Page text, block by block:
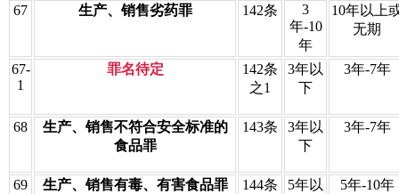
67 生产、销售劣药罪 142条
3
年-10
年
10年以上
无期
67-
1
罪名待定
142条
之1
3年以
下
3年-7年
68
生产、销售不符合安全标准的
食品罪
143条
3年以
下
3年-7年
69 生产、销售有毒、有害食品罪 144条
5年以
5年-10年